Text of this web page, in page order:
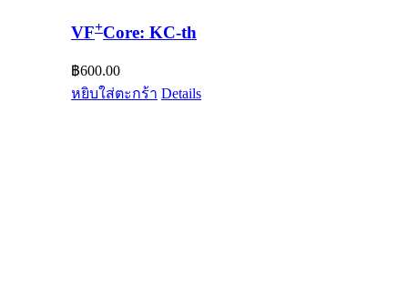
VF+Core: KC-th
฿600.00
หยิบใส่ตะกร้า Details